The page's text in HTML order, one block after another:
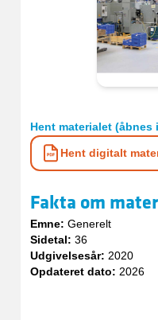
Hent materialet (åbnes
Hent digitalt
Fakta om
Emne: Generelt
Sidetal: 36
Udgivelsesår: 2020
Opdateret dato: 2026